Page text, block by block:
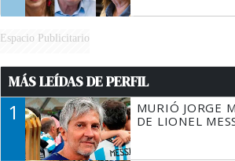
Espacio Publicitario
MÁS LEÍDAS DE PERFIL
1
MURIÓ JORGE
DE LIONEL